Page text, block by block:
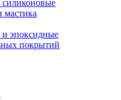
силиконовые
мастика
эпоксидные
покрытий